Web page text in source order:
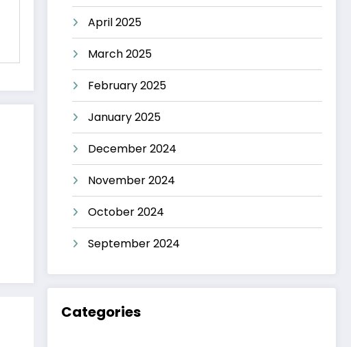
April 2025
March 2025
February 2025
January 2025
December 2024
November 2024
October 2024
September 2024
Categories